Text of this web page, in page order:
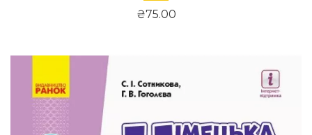
₴75.00